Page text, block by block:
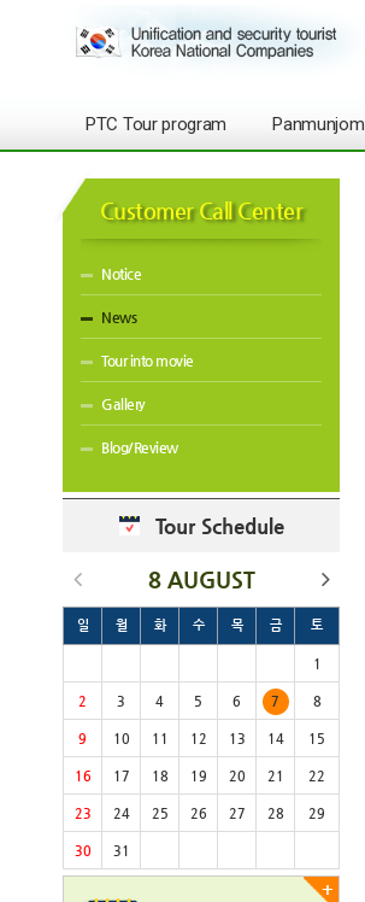
PTC Tour program Panmunjom
Customer Call Center
Notice
News
Tour into movie
Gallery
Blog/Review
Tour Schedule
8 AUGUST
일 월 화 수 목 금 토
1
2 3 4 5 6 7 8
9 10 11 12 13 14 15
16 17 18 19 20 21 22
23 24 25 26 27 28 29
30 31
+